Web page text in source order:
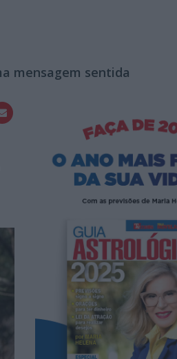
mensagem sentida